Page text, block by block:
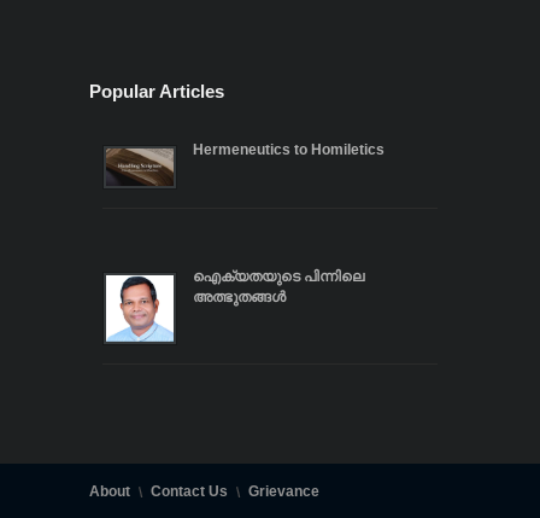
Popular Articles
Hermeneutics to Homiletics
ഐക്യതയുടെ പിന്നിലെ
അത്ഭുതങ്ങൾ
About Contact Us Grievance